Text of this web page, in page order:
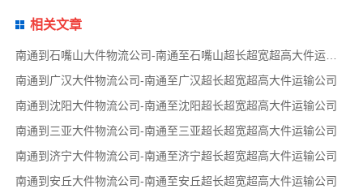
相关文章
南通到石嘴山大件物流公司-南通至石嘴山超长超宽超高大件运输公司
南通到广汉大件物流公司-南通至广汉超长超宽超高大件运输公司
南通到沈阳大件物流公司-南通至沈阳超长超宽超高大件运输公司
南通到三亚大件物流公司-南通至三亚超长超宽超高大件运输公司
南通到济宁大件物流公司-南通至济宁超长超宽超高大件运输公司
南通到安丘大件物流公司-南通至安丘超长超宽超高大件运输公司